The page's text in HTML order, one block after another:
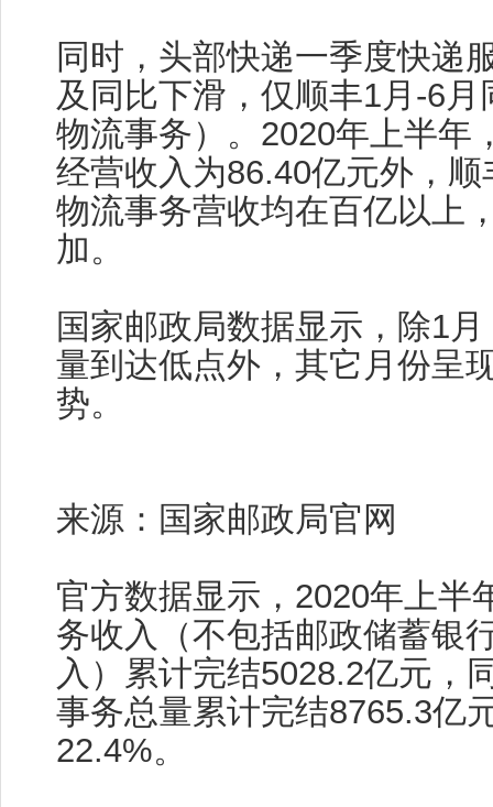
同时，头部快递一季度快递
及同比下滑，仅顺丰1月-6
物流事务）。2020年上半年
经营收入为86.40亿元外，
物流事务营收均在百亿以上
加。
国家邮政局数据显示，除1
量到达低点外，其它月份呈
势。
来源：国家邮政局官网
官方数据显示，2020年上半
务收入（不包括邮政储蓄银
入）累计完结5028.2亿元，
事务总量累计完结8765.3亿
22.4%。